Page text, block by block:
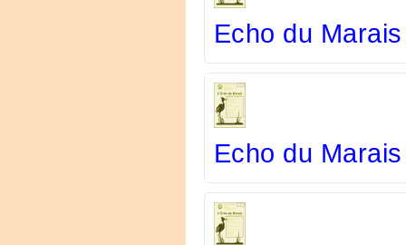
Echo du
Echo du